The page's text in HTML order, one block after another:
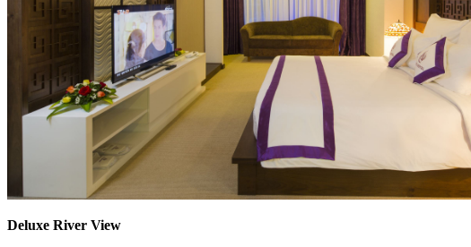
Deluxe River View